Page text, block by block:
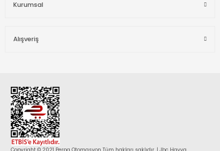
Kurumsal
Alışveriş